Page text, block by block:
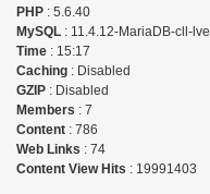
PHP: 5.6.40
MySQL: 11.4.12-MariaDB-cll-lve
Time: 15:17
Caching: Disabled
GZIP: Disabled
Members : 7
Content: 786
Web Links : 74
Content View Hits : 19991403